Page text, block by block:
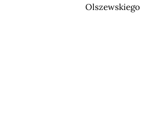
Olszewskiego